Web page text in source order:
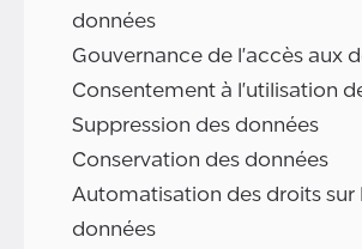
données
Gouvernance de l'accès aux
Consentement à l'utilisation
Suppression des données
Conservation des données
Automatisation des droits sur
données